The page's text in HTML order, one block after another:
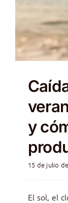
y
15 de julio
El sol, el